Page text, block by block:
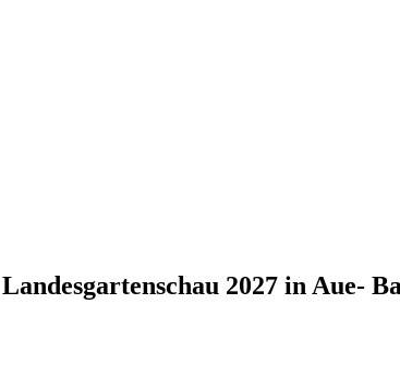
2027 in Aue-